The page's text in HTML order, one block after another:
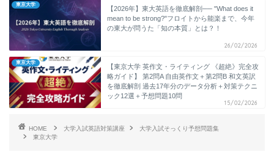
東京大学
【2026年】東大英語を徹底解剖── "What does it
mean to be strong?"フロイトから能楽まで、今年
の東大が問うた「知の本質」とは？！
26/02/2026
東京大学
【東京大学 英作文・ライティング 《超絶》完全攻
略ガイド】 第2問A 自由英作文＋第2問B 和文英訳
を徹底解剖 過去17年分のデータ分析＋対策テクニ
ック12選＋予想問題10問
15/02/2026
HOME 大学入試英語対策講座
大学入試そっくり予想問題集
東京大学